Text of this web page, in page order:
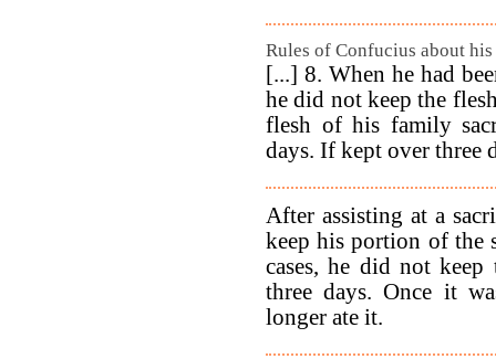
Rules of Confucius about
[...] 8. When he had
he did not keep the
flesh of his family
days. If kept over three
After assisting at a
keep his portion of the
cases, he did not
three days. Once it
longer ate it.